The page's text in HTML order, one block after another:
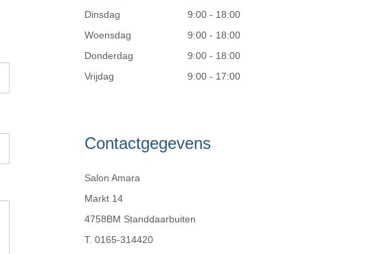
Dinsdag
Woensdag
Donderdag
Vrijdag
9:00 - 18:00
9:00 - 18:00
9:00 - 18:00
9:00 - 17:00
Contactgegevens
Salon Amara
Markt 14
4758BM Standdaarbuiten
T. 0165-314420